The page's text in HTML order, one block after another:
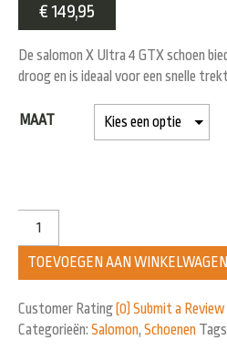
€ 149,95
De salomon X Ultra 4 GTX schoen
droog en is ideaal voor een snelle
MAAT
TOEVOEGEN AAN WINKELWAGEN
Customer Rating(0) Submit a Review
Categorieën: Salomon, Schoenen